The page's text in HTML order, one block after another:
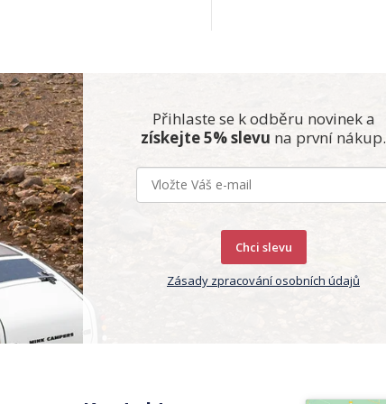
Přihlaste se k odběru novinek a
získejte 5% slevu na první nákup.
Chci slevu
Zásady zpracování osobních údajů